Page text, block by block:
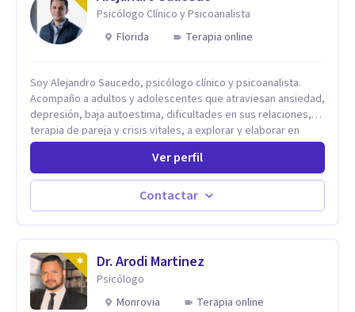
Psicólogo Clínico y Psicoanalista
Florida
Terapia online
Soy Alejandro Saucedo, psicólogo clínico y psicoanalista.
Acompaño a adultos y adolescentes que atraviesan ansiedad,
depresión, baja autoestima, dificultades en sus relaciones,
terapia de pareja y crisis vitales, a explorar y elaborar en
profundidad los conflictos internos que generan malestar en
autoconocimiento y análisis, es posible acceder a las
historias personales, elaborar las experiencias del pasado y
resignificarlas, liberando su influencia para construir un futuro
esta conversación abierta y del trabajo analítico conjunto, se
exploran las vivencias que aún condicionan el presente, se les
otorga un nuevo sentido y se transforma su impacto
emocional. De esta forma, los pacientes logran mayor
Ver perfil
Contactar
Dr. Arodi Martinez
Psicólogo
Monrovia
Terapia online